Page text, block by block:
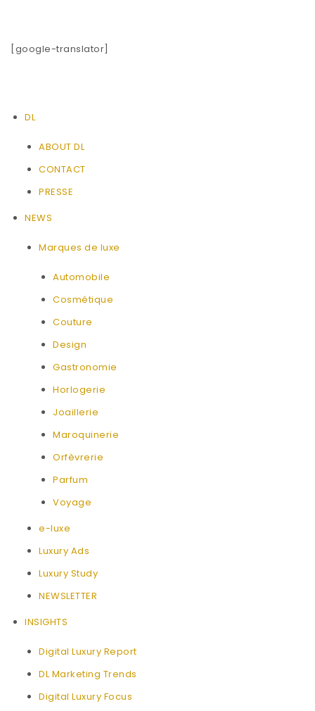
[google-translator]
DL
ABOUT DL
CONTACT
PRESSE
NEWS
Marques de luxe
Automobile
Cosmétique
Couture
Design
Gastronomie
Horlogerie
Joaillerie
Maroquinerie
Orfèvrerie
Parfum
Voyage
e-luxe
Luxury Ads
Luxury Study
NEWSLETTER
INSIGHTS
Digital Luxury Report
DL Marketing Trends
Digital Luxury Focus